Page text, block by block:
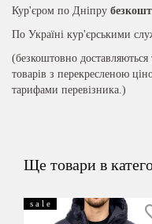
Кур'єром по Дніпру
По Україні кур'єрськими
(безкоштовно доставляються
товарів з перекресленою
тарифами перевізника.)
Ще товари в
s a l e